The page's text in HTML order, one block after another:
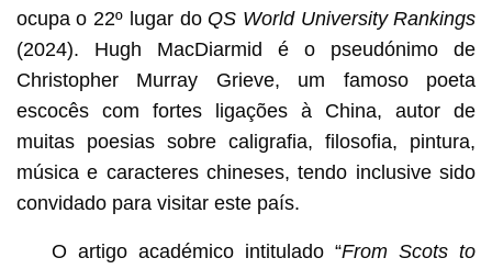
ocupa o 22º lugar do QS World University Rankings
(2024). Hugh MacDiarmid é o pseudónimo de
Christopher Murray Grieve, um famoso poeta
escocês com fortes ligações à China, autor de
muitas poesias sobre caligrafia, filosofia, pintura,
música e caracteres chineses, tendo inclusive sido
convidado para visitar este país.
O artigo académico intitulado “From Scots to